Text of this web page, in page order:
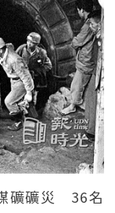
礦礦災 36名